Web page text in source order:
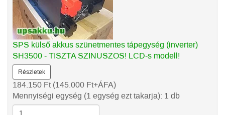
SPS külső akkus szünetmentes tápegység (inverter)
SH3500 - TISZTA SZINUSZOS! LCD-s modell!
Részletek
184.150 Ft(145.000 Ft+ÁFA)
Mennyiségi egység (1 egység ezt takarja): 1 db